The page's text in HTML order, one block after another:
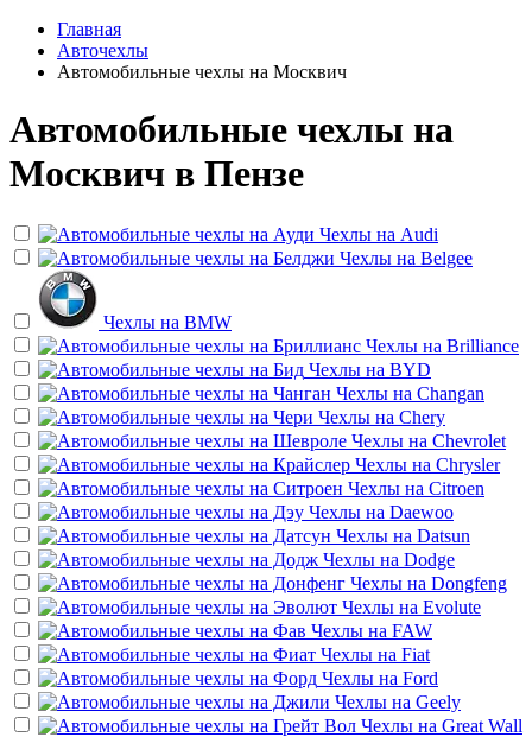
Главная
Авточехлы
Автомобильные чехлы на Москвич
Автомобильные чехлы на
Москвич в Пензе
Чехлы на Audi
Чехлы на Belgee
Чехлы на BMW
Чехлы на Brilliance
Чехлы на BYD
Чехлы на Changan
Чехлы на Chery
Чехлы на Chevrolet
Чехлы на Chrysler
Чехлы на Citroen
Чехлы на Daewoo
Чехлы на Datsun
Чехлы на Dodge
Чехлы на Dongfeng
Чехлы на Evolute
Чехлы на FAW
Чехлы на Fiat
Чехлы на Ford
Чехлы на Geely
Чехлы на Great Wall